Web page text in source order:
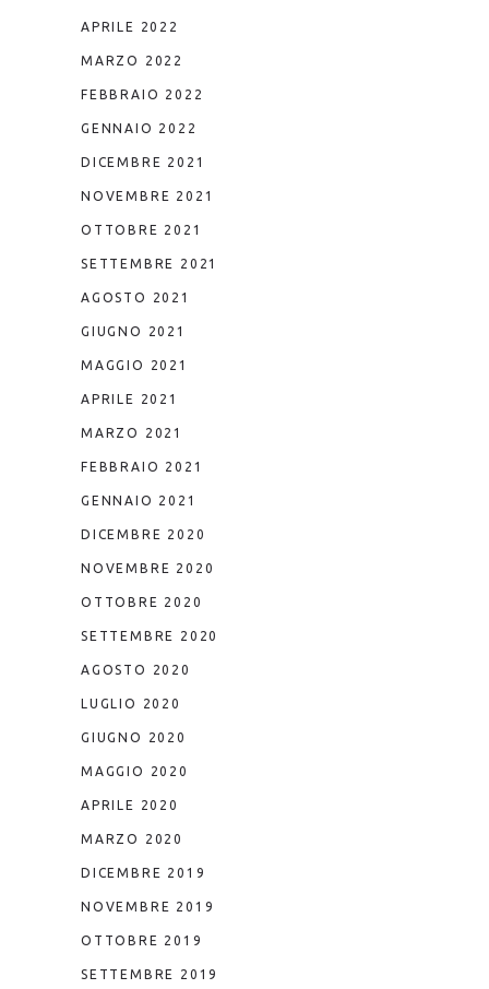
APRILE 2022
MARZO 2022
FEBBRAIO 2022
GENNAIO 2022
DICEMBRE 2021
NOVEMBRE 2021
OTTOBRE 2021
SETTEMBRE 2021
AGOSTO 2021
GIUGNO 2021
MAGGIO 2021
APRILE 2021
MARZO 2021
FEBBRAIO 2021
GENNAIO 2021
DICEMBRE 2020
NOVEMBRE 2020
OTTOBRE 2020
SETTEMBRE 2020
AGOSTO 2020
LUGLIO 2020
GIUGNO 2020
MAGGIO 2020
APRILE 2020
MARZO 2020
DICEMBRE 2019
NOVEMBRE 2019
OTTOBRE 2019
SETTEMBRE 2019